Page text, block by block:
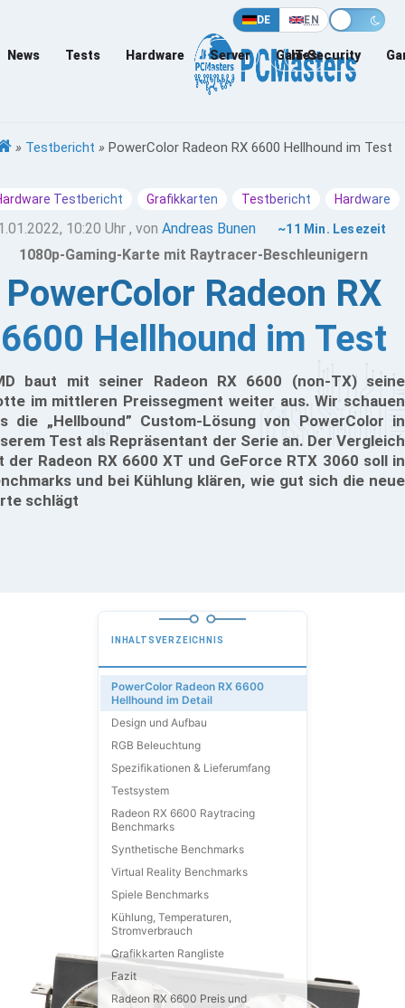
DE EN
News Tests Hardware Server Games
IT-Security
» Testbericht » PowerColor Radeon RX 6600 Hellhound im Test
Testbericht Grafikkarten Testbericht Hardware
10:20 Uhr , vonAndreas Bunen ~11 Min. Lesezeit
1080p-Gaming-Karte mit Raytracer-Beschleunigern
PowerColor Radeon RX
6600 Hellhound im Test
baut mit seiner Radeon RX 6600 (non-TX) seine
im mittleren Preissegment weiter aus. Wir schauen
die „Hellbound” Custom-Lösung von PowerColor in
Test als Repräsentant der Serie an. Der Vergleich
der Radeon RX 6600 XT und GeForce RTX 3060 soll in
und bei Kühlung klären, wie gut sich die neue
schlägt
INHALTSVERZEICHNIS
PowerColor Radeon RX 6600
Hellhound im Detail
Design und Aufbau
RGB Beleuchtung
Spezifikationen & Lieferumfang
Testsystem
Radeon RX 6600 Raytracing
Benchmarks
Synthetische Benchmarks
Virtual Reality Benchmarks
Spiele Benchmarks
Kühlung, Temperaturen,
Stromverbrauch
Grafikkarten Rangliste
Fazit
Radeon RX 6600 Preis und